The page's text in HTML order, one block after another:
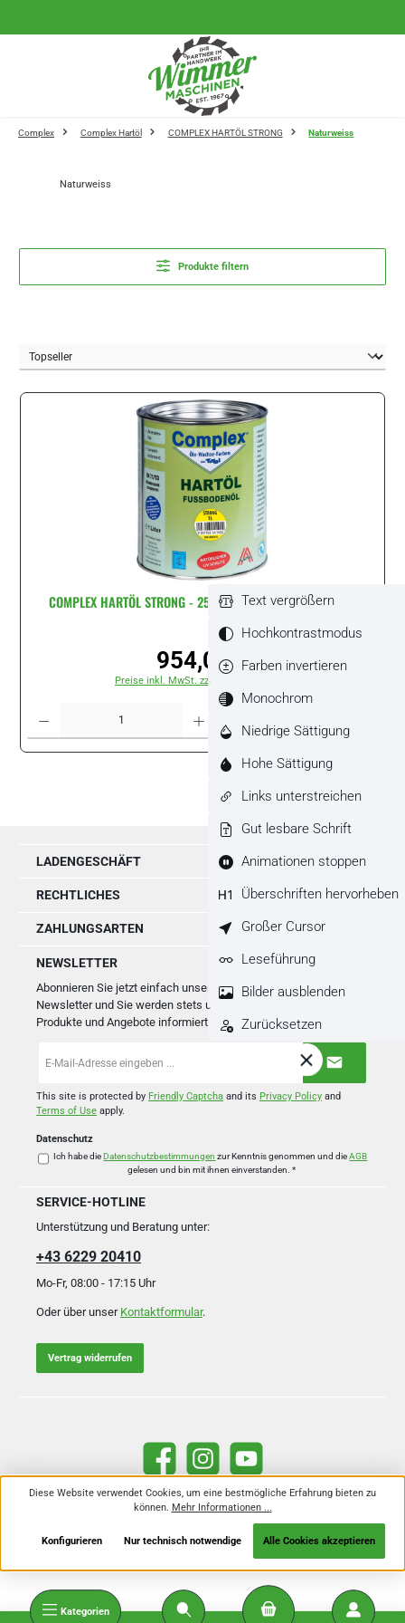
Kategorien
Complex Complex Hartöl COMPLEX HARTÖL STRONG Naturweiss
Naturweiss
Produkte filtern
COMPLEX HARTÖL STRONG - 25 Liter Hobbock - Naturweiss
Regulärer Preis:
954,00 €
Preise inkl. MwSt. zzgl. Versandkosten
Produkt Anzahl: Gib den gewünschten Wert ein oder benutze die Schaltflächen um
LADENGESCHÄFT
RECHTLICHES
ZAHLUNGSARTEN
NEWSLETTER
Abonnieren Sie jetzt einfach unseren regelmäßig erscheinenden
Newsletter und Sie werden stets unter den Ersten sein, über neue
Produkte und Angebote informiert werden.
Mail-
*
This site is protected by Friendly Captcha and its Privacy Policy and
Terms of Use apply.
Datenschutz
Ich habe dieDatenschutzbestimmungen zur Kenntnis genommen und dieAGB
gelesen und bin mit ihnen einverstanden. *
SERVICE-HOTLINE
Unterstützung und Beratung unter:
+43 6229 20410
Mo-Fr, 08:00 - 17:15 Uhr
Oder über unser Kontaktformular.
Vertrag widerrufen
Facebook Instagram YouTube
Alle Preise inkl. gesetzl. Mehrwertsteuer zzgl.Versandkosten
Nachnahmegebühren, wenn nicht anders angegeben.
Text vergrößern
Hochkontrastmodus
Farben invertieren
Monochrom
Niedrige Sättigung
Hohe Sättigung
Links unterstreichen
Gut lesbare Schrift
Animationen stoppen
Überschriften hervorheben
Großer Cursor
Leseführung
Bilder ausblenden
Zurücksetzen
Diese Website verwendet Cookies, um eine bestmögliche Erfahrung bieten zu
können. Mehr Informationen ...
Nur technisch notwendige
Konfigurieren Alle Cookies akzeptieren